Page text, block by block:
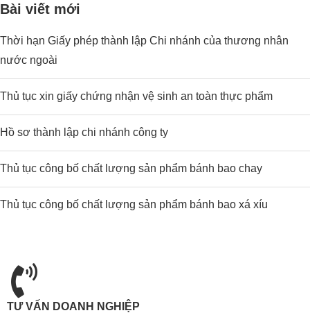
Bài viết mới
Thời hạn Giấy phép thành lập Chi nhánh của thương nhân
nước ngoài
Thủ tục xin giấy chứng nhận vệ sinh an toàn thực phẩm
Hồ sơ thành lập chi nhánh công ty
Thủ tục công bố chất lượng sản phẩm bánh bao chay
Thủ tục công bố chất lượng sản phẩm bánh bao xá xíu
TƯ VẤN DOANH NGHIỆP